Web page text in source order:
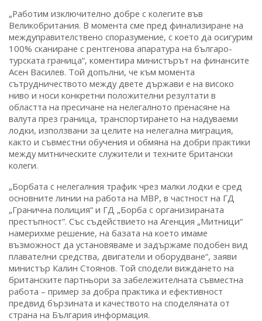
„Работим изключително добре с колегите във
Великобритания. В момента сме пред финализиране на
междуправителствено споразумение, с което да осигурим
100% сканиране с рентгенова апаратура на българо-
турската граница“, коментира министърът на финансите
Асен Василев. Той допълни, че към момента
сътрудничеството между двете държави е на високо
ниво и носи конкретни положителни резултати в
областта на пресичане на нелегалното пренасяне на
валута през граница, транспортирането на надуваеми
лодки, използвани за целите на нелегална миграция,
както и съвместни обучения и обмяна на добри практики
между митническите служители и техните британски
колеги.
„Борбата с нелегалния трафик чрез малки лодки е сред
основните линии на работа на МВР, в частност на ГД
„Гранична полиция“ и ГД „Борба с организираната
престъпност“. Със съдействието на Агенция „Митници“
намерихме решение, на базата на което имаме
възможност да установяваме и задържаме подобен вид
плавателни средства, двигатели и оборудване“, заяви
министър Калин Стоянов. Той сподели виждането на
британските партньори за забележителната съвместна
работа – пример за добра практика и ефективност
предвид бързината и качеството на споделяната от
страна на България информация.